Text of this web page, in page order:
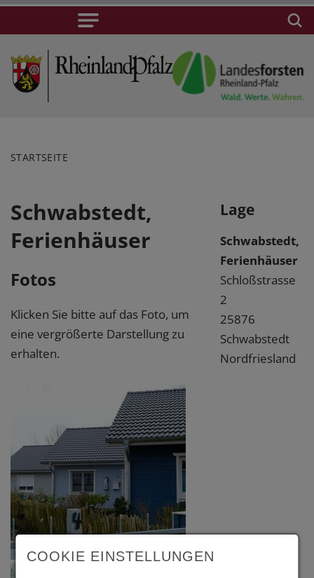
STARTSEITE
Schwabstedt,
Ferienhäuser
Fotos
Klicken Sie bitte auf das Foto, um
eine vergrößerte Darstellung zu
erhalten.
Lage
Schwabstedt,
Ferienhäuser
Schloßstrasse
2
25876
Schwabstedt
Nordfriesland
COOKIE EINSTELLUNGEN